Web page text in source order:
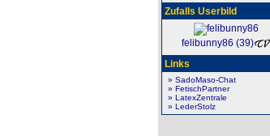
Zufalls Userbild
felibunny86 (39)
Links
» SadoMaso-Chat
» FetischPartner
» LatexZentrale
» LederStolz